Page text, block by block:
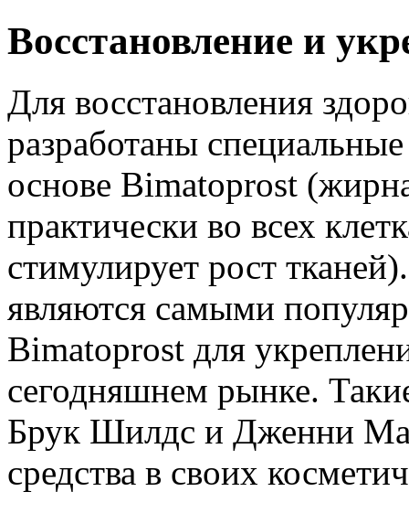
Восстановление и
Для восстановления
разработаны
основе Bimatoprost
практически во всех
стимулирует рост
являются самыми
Bimatoprost для
сегодняшнем рынке.
Брук Шилдс и Дженни
средства в своих